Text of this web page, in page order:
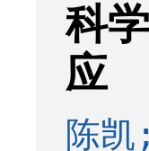
科
应
陈